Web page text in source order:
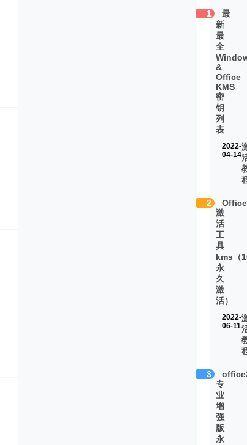
1
最
新
最
全
&
Office
KMS
密
钥
列
表
2022-
04-14
2
激
活
工
具
kms（
永
久
激
活）
2022-
06-11
3
专
业
增
强
版
永